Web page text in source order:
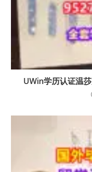
UWin学历认证温